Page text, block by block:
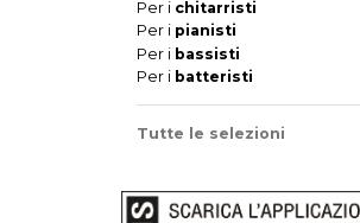
Per i chitarristi
Per i pianisti
Per i bassisti
Per i batteristi
Tutte le selezioni